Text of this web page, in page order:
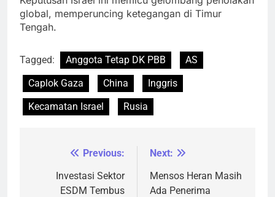
global, memperuncing ketegangan di Timur
Tengah.
Tagged: Anggota Tetap DK PBB
AS
Caplok Gaza
China
Inggris
Kecamatan Israel
Rusia
NavigasiPrevious:
Investasi Sektor
ESDM Tembus
Next:
Mensos Heran Masih
Ada Penerima